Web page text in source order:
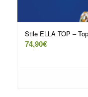
Stile ELLA TOP –
74,90€